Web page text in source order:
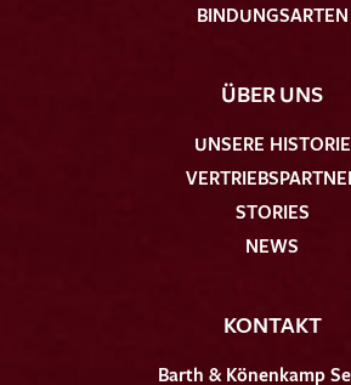
BINDUNGSARTEN
ÜBER UNS
UNSERE HISTORIE
STORIES
NEWS
KONTAKT
Barth & Könenkamp